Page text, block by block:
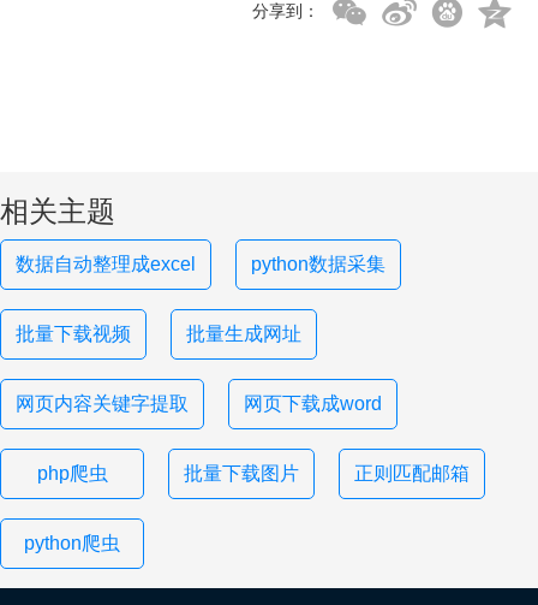
分享到：
相关主题
数据自动整理成excel python数据采集
批量下载视频 批量生成网址
网页内容关键字提取 网页下载成word
php爬虫 批量下载图片 正则匹配邮箱
python爬虫